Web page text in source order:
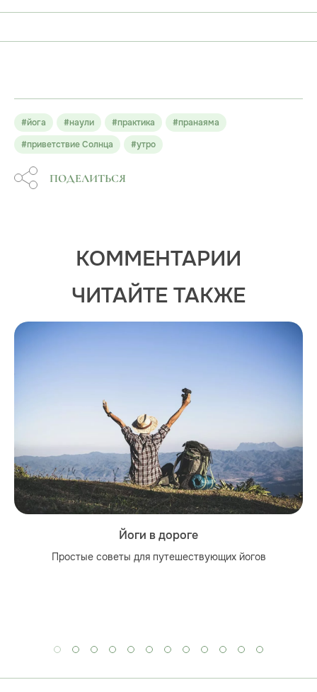
#йога #наули #практика
#пранаяма
#приветствие Солнца
#утро
ПОДЕЛИТЬСЯ
КОММЕНТАРИИ
ЧИТАЙТЕ ТАКЖЕ
Йоги в дороге
Простые советы для путешествующих йогов